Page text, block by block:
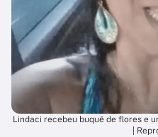
Lindaci recebeu buquê de flores e
|